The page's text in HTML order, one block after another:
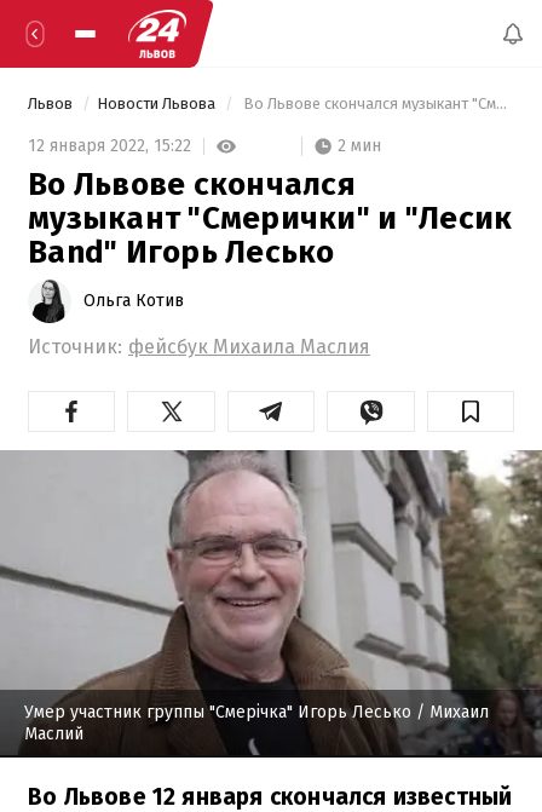
Львов Новости Львова Во Львове скончался музыкант "Смерички" и "Лесик Band" Игорь Лесько
12 января 2022, 15:22 2 мин
Во Львове скончался
музыкант "Смерички" и "Лесик
Band" Игорь Лесько
Ольга Котив
Источник: фейсбук Михаила Маслия
Умер участник группы "Смерічка" Игорь Лесько / Михаил
Маслий
Во Львове 12 января скончался известный